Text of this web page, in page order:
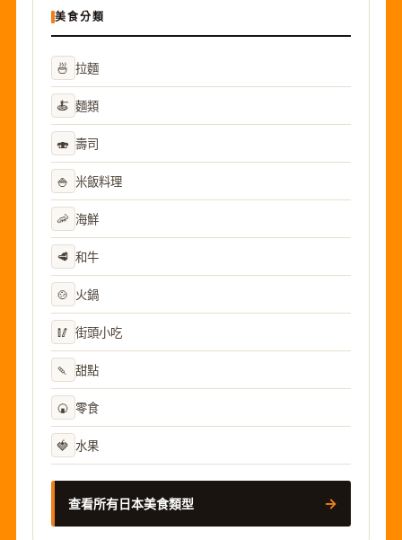
美食分類
🍜 拉麵
🍝 麵類
🍣 壽司
🍚 米飯料理
🦐 海鮮
🥩 和牛
🍲 火鍋
🥢 街頭小吃
🍡 甜點
🍘 零食
🍓 水果
查看所有日本美食類型 →